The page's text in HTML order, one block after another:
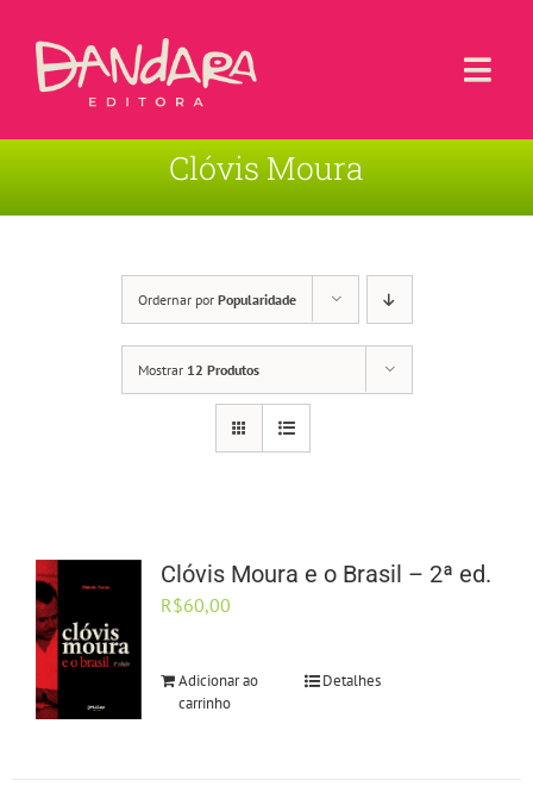
Sobre a Editora
Clóvis Moura
Ordernar por Popularidade
Mostrar 12 Produtos
Clóvis Moura e o Brasil – 2ª ed.
R$60,00
Adicionar ao
carrinho
Detalhes